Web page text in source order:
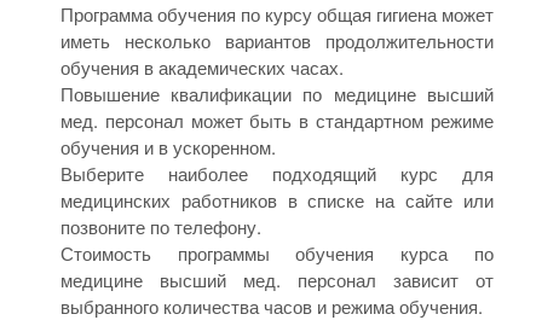
Программа обучения по курсу общая гигиена может
иметь несколько вариантов продолжительности
обучения в академических часах.
Повышение квалификации по медицине высший
мед. персонал может быть в стандартном режиме
обучения и в ускоренном.
Выберите наиболее подходящий курс для
медицинских работников в списке на сайте или
позвоните по телефону.
Стоимость программы обучения курса по
медицине высший мед. персонал зависит от
выбранного количества часов и режима обучения.